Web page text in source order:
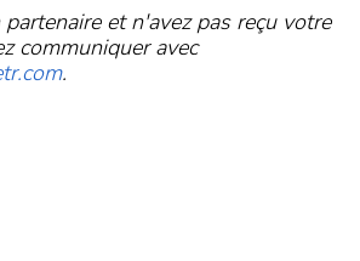
et n'avez pas reçu votre
communiquer avec
.